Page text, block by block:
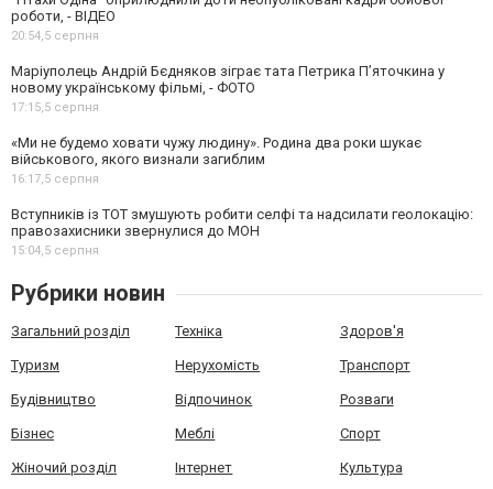
роботи, - ВІДЕО
20:54,5 серпня
Маріуполець Андрій Бєдняков зіграє тата Петрика П’яточкина у
новому українському фільмі, - ФОТО
17:15,5 серпня
«Ми не будемо ховати чужу людину». Родина два роки шукає
військового, якого визнали загиблим
16:17,5 серпня
Вступників із ТОТ змушують робити селфі та надсилати геолокацію:
правозахисники звернулися до МОН
15:04,5 серпня
Рубрики новин
Загальний розділ Техніка Здоров'я
Туризм Нерухомість Транспорт
Будівництво Відпочинок Розваги
Бізнес Меблі Спорт
Жіночий розділ Інтернет Культура